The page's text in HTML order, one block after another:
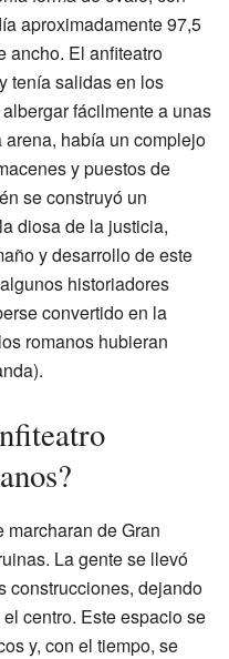
aproximadamente 97,5
ancho. El anfiteatro
tenía salidas en los
fácilmente a unas
había un complejo
y puestos de
se construyó un
diosa de la justicia,
y desarrollo de este
historiadores
convertido en la
romanos hubieran
de Gran
La gente se llevó
construcciones, dejando
centro. Este espacio se
y, con el tiempo, se